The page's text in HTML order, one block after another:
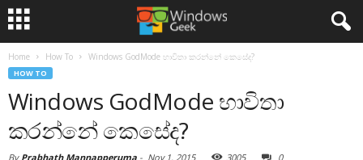
Home How To Windows GodMode භාවිතා කරන්නේ කෙසේද?
HOW TO
Windows GodMode භාවිතා
කරන්නේ කෙසේද?
By Prabhath Mannapperuma - Nov 1, 2015 3005 0